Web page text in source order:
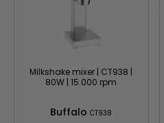
Milkshake mixer | CT938 |
80W | 15.000 rpm
BuffaloCT938